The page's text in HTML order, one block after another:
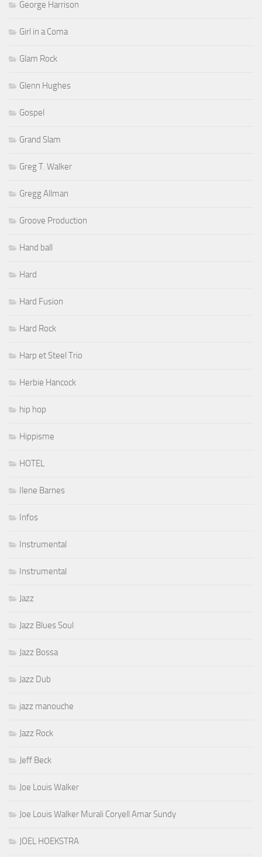
George Harrison
Girl in a Coma
Glam Rock
Glenn Hughes
Gospel
Grand Slam
Greg T. Walker
Gregg Allman
Groove Production
Hand ball
Hard
Hard Fusion
Hard Rock
Harp et Steel Trio
Herbie Hancock
hip hop
Hippisme
HOTEL
Ilene Barnes
Infos
Instrumental
Instrumental
Jazz
Jazz Blues Soul
Jazz Bossa
Jazz Dub
jazz manouche
Jazz Rock
Jeff Beck
Joe Louis Walker
Joe Louis Walker Murali Coryell Amar Sundy
JOEL HOEKSTRA